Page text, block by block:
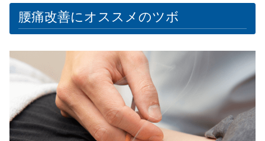
腰痛改善にオススメのツボ